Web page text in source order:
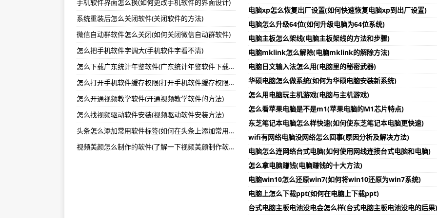
广东睿智医药（300149）上市公司涉及概念有哪些 流通股为4.99亿
（2023年07月21日）请注意查收！夏季餐饮食品安全风险提示函-环球速递!
（2023年07月21日）太原市尖草坪区市场监管局开展食品生产企业及小作坊专项监督检查-环球通讯!
电脑xp怎么恢复出厂设置(如何快速恢复电脑xp到出厂设置)
电脑怎么升级64位(如何升级电脑为64位系统)
电脑主板怎么架线(电脑主板架线的方法和步骤)
电脑mklink怎么解除(电脑mklink的解除方法)
电脑日文输入法怎么用(电脑里的秘密武器)
华硕电脑怎么做系统(如何为华硕电脑安装新系统)
怎么用电脑玩主机游戏(电脑与主机游戏)
怎么看苹果电脑是不是m1(苹果电脑的M1芯片特点)
东芝笔记本电脑怎么样快速(如何使东芝笔记本电脑更快速)
wifi有网络电脑没网络怎么回事(原因分析及解决方法)
电脑怎么连网络台式电脑(如何使用网线连接台式电脑和电脑)
怎么拿电脑赚钱(电脑赚钱的十大方法)
电脑win10怎么还原win7(如何将win10还原为win7系统)
电脑上怎么下载ppt(如何在电脑上下载ppt)
台式电脑主板电池没电会怎么样(台式电脑主板电池没电的后果)
手机软件界面怎么换(如何更改手机软件的界面设计)
系统重装后怎么关闭软件(关闭软件的方法)
微信自动群软件怎么关闭(如何关闭微信自动群软件)
怎么把手机软件字调大(手机软件字看不清)
怎么下载广东统计年鉴软件(广东统计年鉴软件下载方式)
怎么打开手机软件缓存权限(打开手机软件缓存权限的方法)
怎么开通视频教学软件(开通视频教学软件的方法)
怎么找视频驱动软件安装(视频驱动软件安装方法)
头条怎么添加常用软件标签(如何在头条上添加常用软件标签)
视频美颜怎么制作的软件(了解一下视频美颜制作软件)